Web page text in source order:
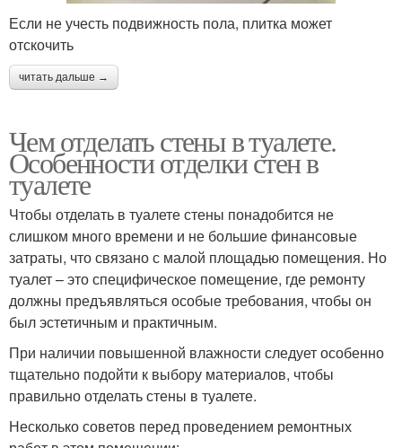
Если не учесть подвижность пола, плитка может
отскочить
читать дальше →
Чем отделать стены в туалете.
Особенности отделки стен в
туалете
Чтобы отделать в туалете стены понадобится не
слишком много времени и не большие финансовые
затраты, что связано с малой площадью помещения. Но
туалет – это специфическое помещение, где ремонту
должны предъявляться особые требования, чтобы он
был эстетичным и практичным.
При наличии повышенной влажности следует особенно
тщательно подойти к выбору материалов, чтобы
правильно отделать стены в туалете.
Несколько советов перед проведением ремонтных